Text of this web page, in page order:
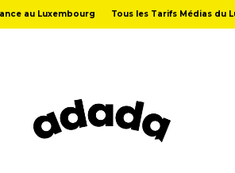
au Luxembourg Tous les Tarifs Médias du